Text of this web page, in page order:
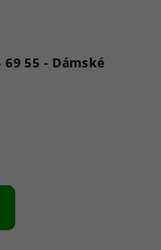
Comma sluneční brýle 77216 69 55 - Dámské